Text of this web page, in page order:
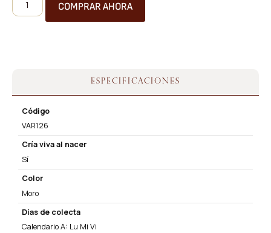
COMPRAR AHORA
ESPECIFICACIONES
Código
VAR126
Cría viva al nacer
Sí
Color
Moro
Días de colecta
Calendario A: Lu Mi Vi